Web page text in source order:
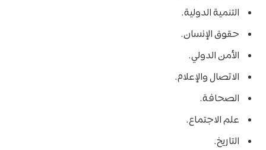
التنمية الدولية.
حقوق الإنسان.
الأمن الدولي.
الاتصال والإعلام.
الصحافة.
علم الاجتماع.
التاريخ.